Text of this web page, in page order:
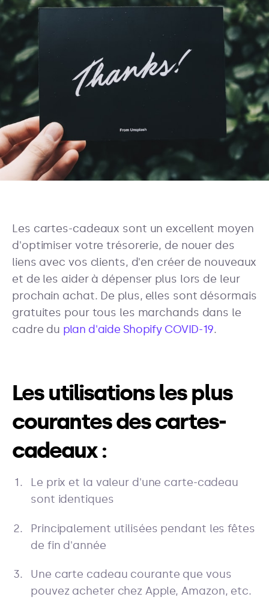
Les cartes-cadeaux sont un excellent moyen
d'optimiser votre trésorerie, de nouer des
liens avec vos clients, d'en créer de nouveaux
et de les aider à dépenser plus lors de leur
prochain achat. De plus, elles sont désormais
gratuites pour tous les marchands dans le
cadre du plan d'aide Shopify COVID-19.
Les utilisations les plus
courantes des cartes-
cadeaux :
Le prix et la valeur d'une carte-cadeau
sont identiques
Principalement utilisées pendant les fêtes
de fin d'année
Une carte cadeau courante que vous
pouvez acheter chez Apple, Amazon, etc.